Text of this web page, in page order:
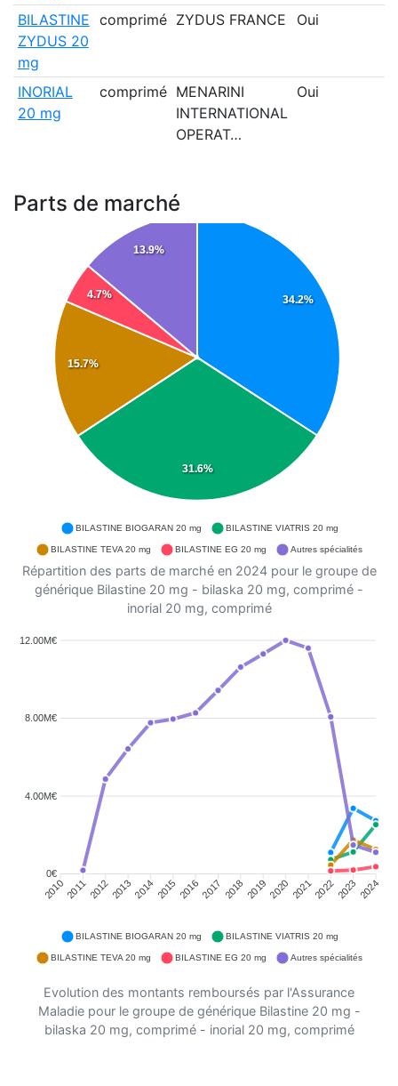
BILASTINE
ZYDUS 20
mg
comprimé ZYDUS FRANCE Oui
INORIAL
20 mg
comprimé MENARINI
INTERNATIONAL
OPERAT…
Oui
Parts de marché
34.2%
31.6%
15.7%
4.7%
13.9%
BILASTINE BIOGARAN 20 mg BILASTINE VIATRIS 20 mg
BILASTINE TEVA 20 mg BILASTINE EG 20 mg Autres spécialités
Répartition des parts de marché en 2024 pour le groupe de
générique Bilastine 20 mg - bilaska 20 mg, comprimé -
inorial 20 mg, comprimé
12.00M€
8.00M€
4.00M€
0€
201020112012201320142015 20162017 2018 20192020 202120222023 2024
BILASTINE BIOGARAN 20 mg BILASTINE VIATRIS 20 mg
BILASTINE TEVA 20 mg BILASTINE EG 20 mg Autres spécialités
Evolution des montants remboursés par l'Assurance
Maladie pour le groupe de générique Bilastine 20 mg -
bilaska 20 mg, comprimé - inorial 20 mg, comprimé